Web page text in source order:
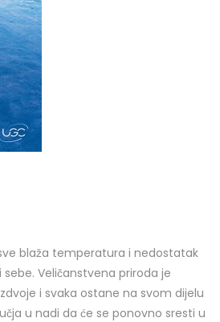
blaža temperatura i nedostatak
Veličanstvena priroda je
i svaka ostane na svom dijelu
u nadi da će se ponovno sresti u